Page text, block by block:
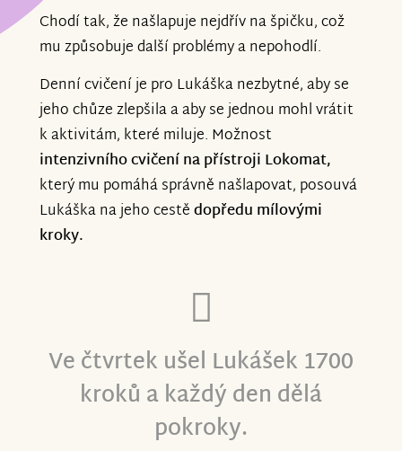
Chodí tak, že našlapuje nejdřív na špičku, což
mu způsobuje další problémy a nepohodlí.
Denní cvičení je pro Lukáška nezbytné, aby se
jeho chůze zlepšila a aby se jednou mohl vrátit
k aktivitám, které miluje. Možnost
intenzivního cvičení na přístroji Lokomat,
který mu pomáhá správně našlapovat, posouvá
Lukáška na jeho cestědopředu mílovými
kroky.
Ve čtvrtek ušel Lukášek 1700
kroků a každý den dělá
pokroky.